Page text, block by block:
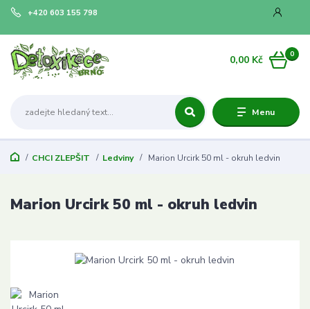
Menu
+420 603 155 798
0
0,00 Kč
CHCI ZLEPŠIT Ledviny Marion Urcirk 50 ml - okruh ledvin
Marion Urcirk 50 ml - okruh ledvin